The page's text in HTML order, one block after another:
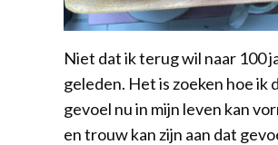
Niet dat ik terug wil naar 100
geleden. Het is zoeken hoe ik
gevoel nu in mijn leven kan
en trouw kan zijn aan dat